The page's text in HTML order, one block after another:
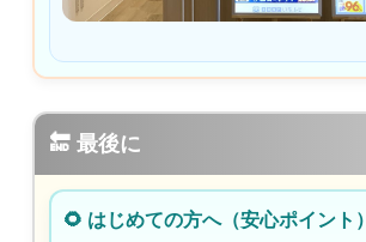
🔚 最後に
🌻 はじめての方へ（安心ポイント）